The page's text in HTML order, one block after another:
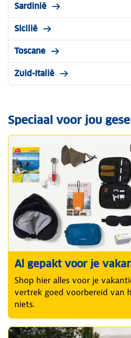
Sardinië
Sicilië
Toscane
Zuid-Italië
Speciaal voor jou
Al gepakt voor je
Shop hier alles voor je
vertrek goed voorbereid van
niets.